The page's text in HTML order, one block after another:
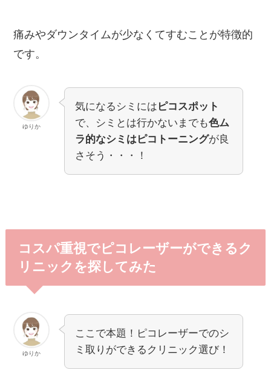
痛みやダウンタイムが少なくてすむことが特徴的
です。
ゆりか
気になるシミには ピコスポット
で、シミとは行かないまでも色ム
ラ的なシミはピコトーニングが良
さそう・・・！
コスパ重視でピコレーザーができるク
リニックを探してみた
ゆりか
ここで本題！ピコレーザーでのシ
ミ取りができるクリニック選び！